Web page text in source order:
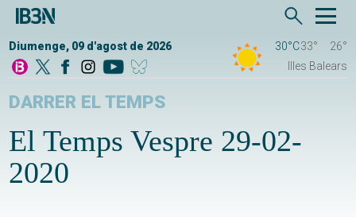
Diumenge, 09 d'agost de 2026 30°C33°
26°
Illes Balears
DARRER EL TEMPS
El Temps Vespre 29-02-
2020